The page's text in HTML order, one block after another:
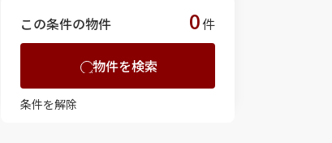
この条件の物件 0件
物件を検索
条件を解除